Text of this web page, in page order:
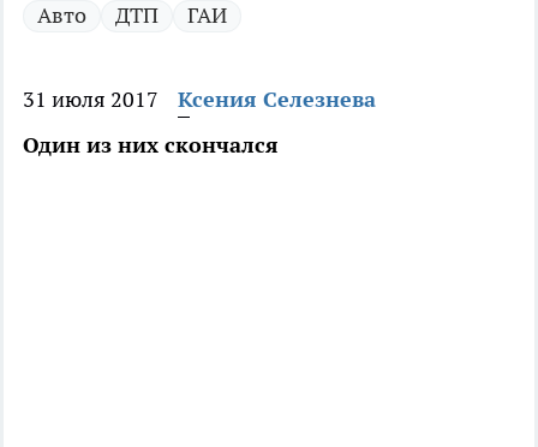
Авто ДТП ГАИ
31 июля 2017
Ксения Селезнева
Один из них скончался